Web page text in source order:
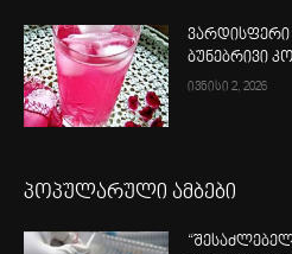
ბუნებრივი
ივნისი 2, 2026
პოპულარული ამბები